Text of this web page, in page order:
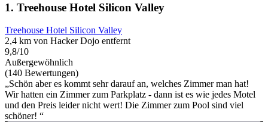
1. Treehouse Hotel Silicon Valley
Treehouse Hotel Silicon Valley
2,4 km von Hacker Dojo entfernt
9,8/10
Außergewöhnlich
(140 Bewertungen)
„Schön aber es kommt sehr darauf an, welches Zimmer man hat!
Wir hatten ein Zimmer zum Parkplatz - dann ist es wie jedes Motel
und den Preis leider nicht wert! Die Zimmer zum Pool sind viel
schöner! “